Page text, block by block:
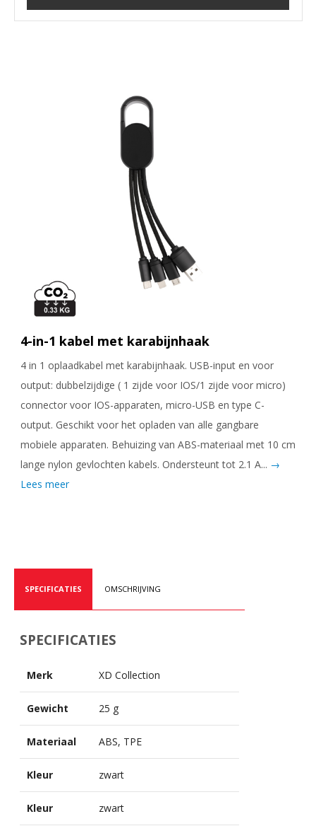
4-in-1 kabel met karabijnhaak
4 in 1 oplaadkabel met karabijnhaak. USB-input en voor
output: dubbelzijdige ( 1 zijde voor IOS/1 zijde voor micro)
connector voor IOS-apparaten, micro-USB en type C-
output. Geschikt voor het opladen van alle gangbare
mobiele apparaten. Behuizing van ABS-materiaal met 10 cm
lange nylon gevlochten kabels. Ondersteunt tot 2.1 A... →
Lees meer
SPECIFICATIES OMSCHRIJVING
SPECIFICATIES
Merk XD Collection
Gewicht 25 g
Materiaal ABS, TPE
Kleur zwart
Kleur zwart